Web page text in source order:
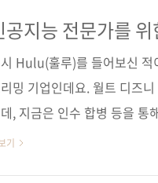
程师带你去面试(원서
공지능 전문가를
Hulu(훌루)를 들어보신 적
밍 기업인데요. 월트 디즈
, 지금은 인수 합병 등을 통
에서만 서비스하고 있어서
기